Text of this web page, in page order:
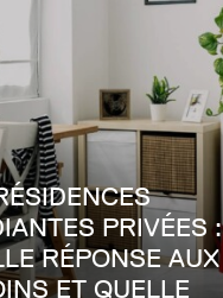
PRIVÉES :
RÉPONSE AUX
ET QUELLE